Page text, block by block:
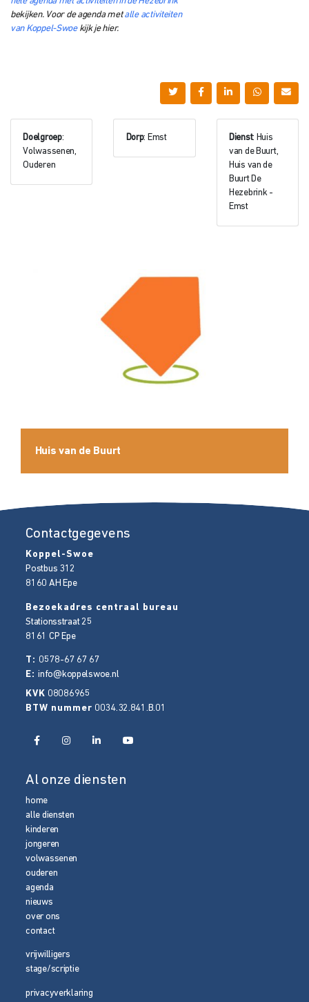
bekijken. Voor de agenda metalle activiteiten
van Koppel-Swoekijk je hier.
Doelgroep:
Volwassenen,
Ouderen
Dorp: Emst Dienst: Huis
van de Buurt,
Huis van de
Buurt De
Hezebrink -
Emst
Huis van de Buurt
Contactgegevens
Koppel-Swoe
Postbus 312
8160 AH Epe
Bezoekadres centraal bureau
Stationsstraat 25
8161 CP Epe
T: 0578-67 67 67
E:info@koppelswoe.nl
KVK 08086965
BTW nummer 0034.32.841.B.01
Al onze diensten
home
alle diensten
kinderen
jongeren
volwassenen
ouderen
agenda
nieuws
over ons
contact
vrijwilligers
stage/scriptie
privacyverklaring